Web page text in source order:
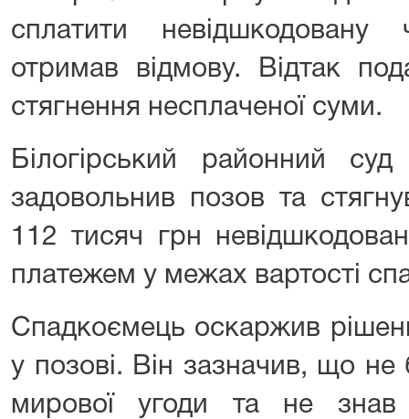
сплатити
отримав відмову. Відтак
стягнення несплаченої суми.
Білогірський районний суд
задовольнив позов та
112 тисяч грн
платежем у межах вартості
Спадкоємець оскаржив
у позові. Він зазначив, що не
мирової угоди та не знав